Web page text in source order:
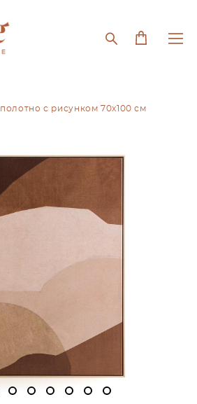
полотно с рисунком 70x100 см